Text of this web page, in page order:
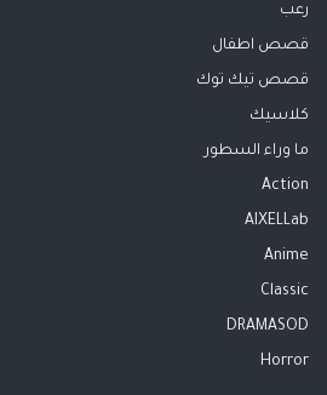
رعب
قصص اطفال
قصص تيك توك
كلاسيك
ما وراء السطور
Action
AIXELLab
Anime
Classic
DRAMASOD
Horror